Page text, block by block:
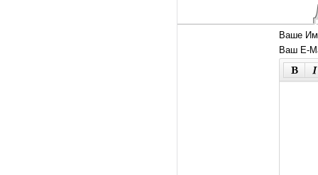
Ваше
Ваш E-